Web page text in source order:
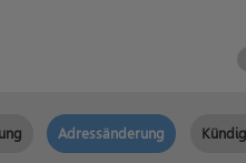
Adressänderung